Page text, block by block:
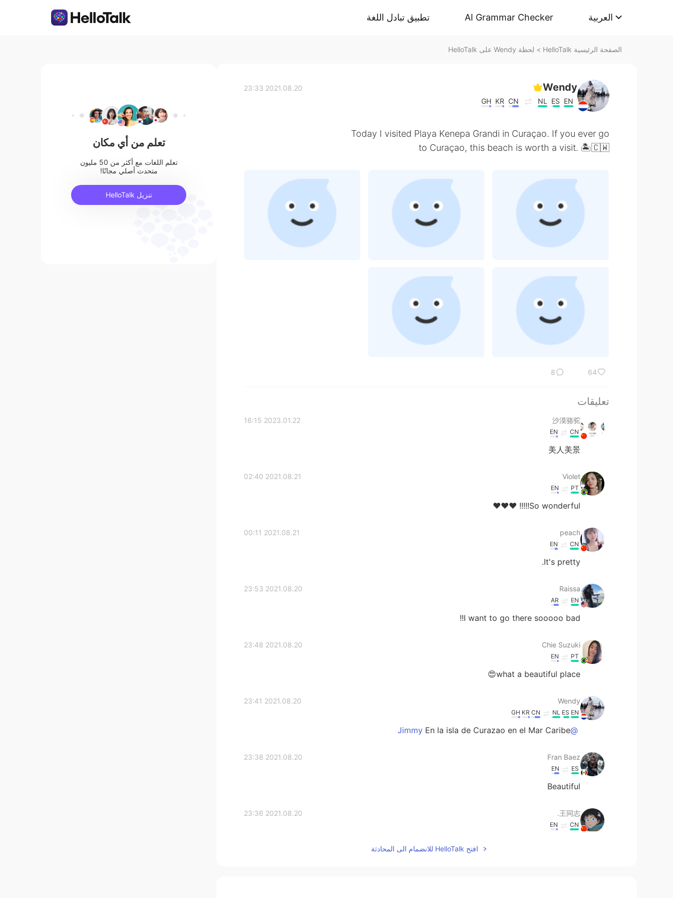
تطبيق تبادل اللغة AI Grammar Checker العربية
الصفحة الرئيسية HelloTalk > لحظة Wendy على HelloTalk
Wendy
EN
ES
NL
CN
KR
GH
2021.08.20 23:33
Today I visited Playa Kenepa Grandi in Curaçao. If you ever go
to Curaçao, this beach is worth a visit. 🏝🇨🇼
64
8
تعليقات
沙漠骆驼
2023.01.22 16:15
CN
EN
美人美景
Violet
2021.08.21 02:40
PT
EN
So wonderful!!!!! ❤️❤️❤️
peach
2021.08.21 00:11
CN
EN
It's pretty.
Raissa
2021.08.20 23:53
EN
AR
I want to go there sooooo bad!!
Chie Suzuki
2021.08.20 23:48
PT
EN
what a beautiful place😍
Wendy
2021.08.20 23:41
EN
ES
NL
CN
KR
GH
@Jimmy
En la isla de Curazao en el Mar Caribe
Fran Baez
2021.08.20 23:38
ES
EN
Beautiful
王同志.
2021.08.20 23:36
CN
EN
افتح HelloTalk للانضمام الى المحادثة
تعلم من أي مكان
تعلم اللغات مع أكثر من 50 مليون
متحدث أصلي مجانًا!
تنزيل HelloTalk